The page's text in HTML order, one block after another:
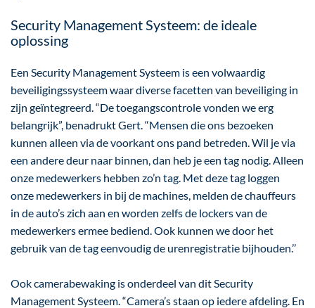
Security Management Systeem: de ideale
oplossing
Een Security Management Systeem is een volwaardig
beveiligingssysteem waar diverse facetten van beveiliging in
zijn geïntegreerd. “De toegangscontrole vonden we erg
belangrijk”, benadrukt Gert. “Mensen die ons bezoeken
kunnen alleen via de voorkant ons pand betreden. Wil je via
een andere deur naar binnen, dan heb je een tag nodig. Alleen
onze medewerkers hebben zo’n tag. Met deze tag loggen
onze medewerkers in bij de machines, melden de chauffeurs
in de auto’s zich aan en worden zelfs de lockers van de
medewerkers ermee bediend. Ook kunnen we door het
gebruik van de tag eenvoudig de urenregistratie bijhouden.’’
Ook camerabewaking is onderdeel van dit Security
Management Systeem. “Camera’s staan op iedere afdeling. En